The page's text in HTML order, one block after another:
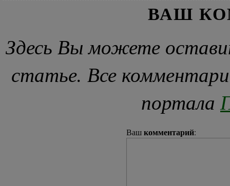
ВАШ
Здесь Вы можете
статье. Все
портала
Вашкомментарий: